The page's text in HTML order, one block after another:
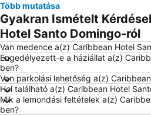
Több mutatása
Gyakran Ismételt
Hotel Santo Domingo-ról
Van medence a(z) Caribbean Hotel
Engedélyezett-e a háziállat a(z)
ben?
Van parkolási lehetőség a(z)
Hol található a(z) Caribbean Hotel
Mik a lemondási feltételek a(z)
ben?